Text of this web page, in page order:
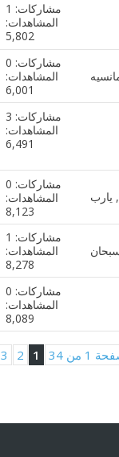
مشاركات: 1
المشاهدات:
5,802
مشاركات: 0
المشاهدات:
6,001
مشاركات: 3
المشاهدات:
6,491
مشاركات: 0
المشاهدات:
8,123
مشاركات: 1
المشاهدات:
8,278
مشاركات: 0
المشاهدات:
8,089
1 من 34 1
2
3